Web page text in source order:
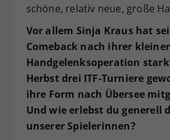
schöne, relativ neue, große
Vor allem Sinja Kraus hat
Comeback nach ihrer
Handgelenksoperation
Herbst drei ITF-Turniere
ihre Form nach Übersee
Und wie erlebst du generell
unserer Spielerinnen?